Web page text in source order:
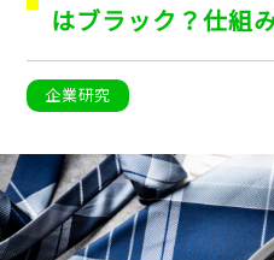
はブラック？仕組
企業研究